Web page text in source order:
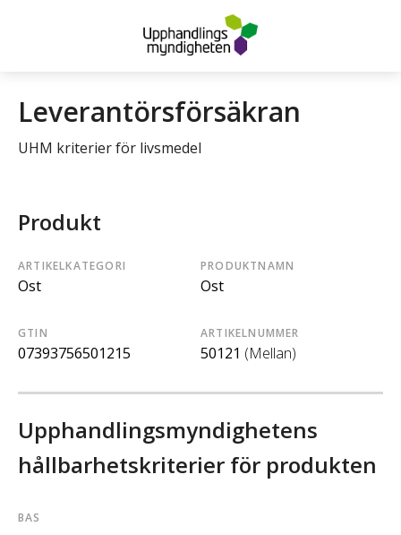
Leverantörsförsäkran
UHM kriterier för livsmedel
Produkt
ARTIKELKATEGORI
Ost
PRODUKTNAMN
Ost
GTIN
07393756501215
ARTIKELNUMMER
50121 (Mellan)
Upphandlingsmyndighetens
hållbarhetskriterier för produkten
BAS